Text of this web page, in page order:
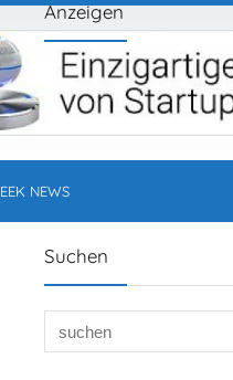
NEWS
Suchen
Anzeigen